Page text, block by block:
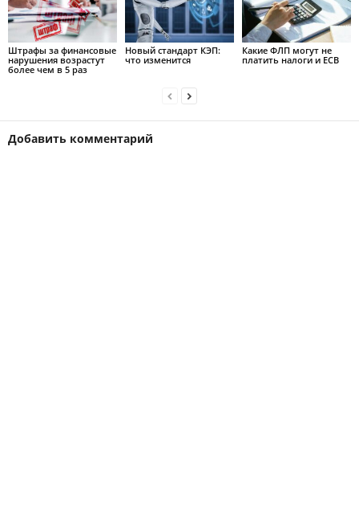
Штрафы за финансовые
нарушения возрастут
более чем в 5 раз
Новый стандарт КЭП:
что изменится
Какие ФЛП могут не
платить налоги и ЕСВ
Добавить комментарий